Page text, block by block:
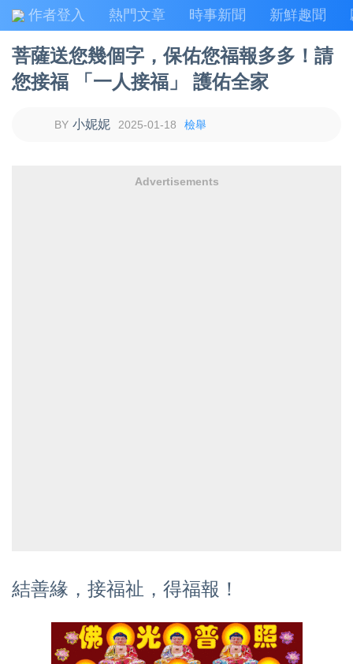
作者登入 熱門文章 時事新聞 新鮮趣聞
菩薩送您幾個字，保佑您福報多多！請
您接福 「一人接福」 護佑全家
小妮妮 2025-01-18 檢舉
Advertisements
結善緣，接福祉，得福報！